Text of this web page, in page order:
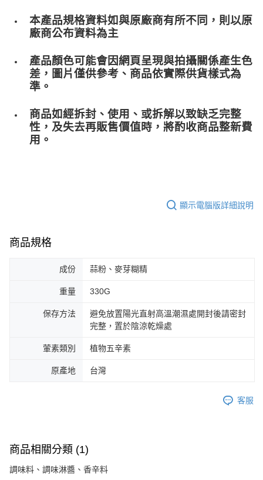
本產品規格資料如與原廠商有所不同，則以原
廠商公布資料為主
產品顏色可能會因網頁呈現與拍攝關係產生色
差，圖片僅供參考、商品依實際供貨樣式為
準。
商品如經拆封、使用、或拆解以致缺乏完整
性，及失去再販售價值時，將酌收商品整﻿新費
用。
顯示電腦版詳細說明
商品規格
成份 蒜粉、麥芽糊精
重量 330G
保存方法
避免放置陽光直射高溫潮濕處開封後請密封
完整，置於陰涼乾燥處
葷素類別 植物五辛素
原產地 台灣
客服
商品相關分類 (1)
調味料、調味淋醬、香辛料